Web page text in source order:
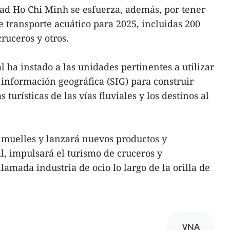
Ho Chi Minh se esfuerza, además, por tener
transporte acuático para 2025, incluidas 200
y otros.
instado a las unidades pertinentes a utilizar
geográfica (SIG) para construir
turísticas de las vías fluviales y los destinos al
y lanzará nuevos productos y
impulsará el turismo de cruceros y
industria de ocio lo largo de la orilla de
VNA